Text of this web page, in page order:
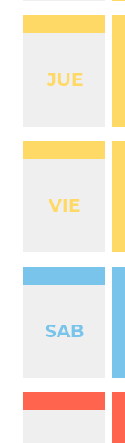
JUE
VIE
SAB